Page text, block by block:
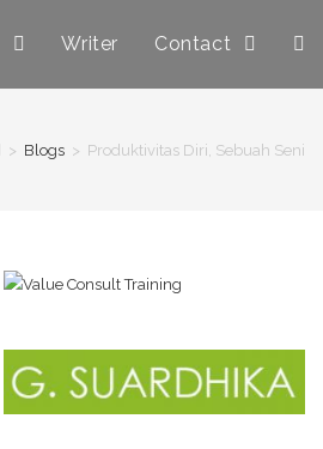
Writer Contact
> Blogs > Produktivitas Diri, Sebuah Seni